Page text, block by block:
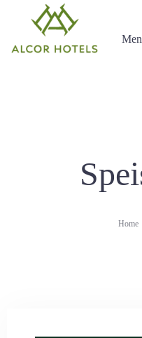
Home